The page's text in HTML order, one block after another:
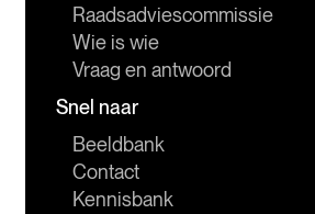
Raadsadviescommissie
Wie is wie
Vraag en antwoord
Snel naar
Beeldbank
Contact
Kennisbank